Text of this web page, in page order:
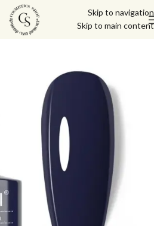
Skip to navigation
Skip to main content
עמוד הבית לק ג'ל/טופ/בייס/לק ג'ל